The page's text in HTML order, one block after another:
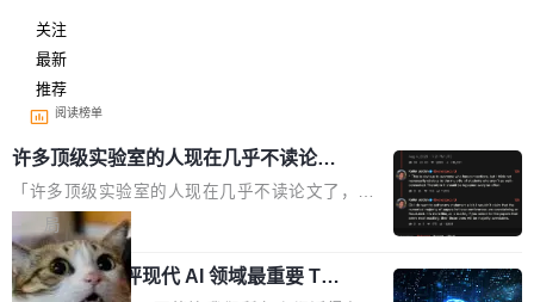
关注
最新
推荐
阅读榜单
许多顶级实验室的人现在几乎不读论文
了
「许多顶级实验室的人现在几乎不读论文了，而
且他们认为 ICLR/ICML/NeurIPS 充斥着大量过
度宣传和欺诈。」 OpenAI 研究员 Keller Jorda
n 这条推文引发了广泛讨论。他不是在说风凉
局
xAI 前工程师评现代 AI 领域最重要 Top